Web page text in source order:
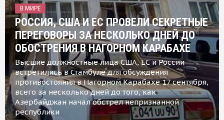
В МИРЕ
РОССИЯ, США И ЕС ПРОВЕЛИ СЕКРЕТНЫЕ
ПЕРЕГОВОРЫ ЗА НЕСКОЛЬКО ДНЕЙ ДО
ОБОСТРЕНИЯ В НАГОРНОМ КАРАБАХЕ
Высшие должностные лица США, ЕС и России
встретились в Стамбуле для обсуждения
противостояния в Нагорном Карабахе 17 сентября,
всего за несколько дней до того, как
Азербайджан начал обстрел непризнанной
республики